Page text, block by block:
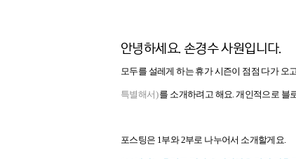
안녕하세요. 손경수 사원입니다.
모두를 설레게 하는 휴가 시즌이 점점 다가 오
특별해서)를 소개하려고 해요. 개인적으로 블
포스팅은 1부와 2부로 나누어서 소개할게요.